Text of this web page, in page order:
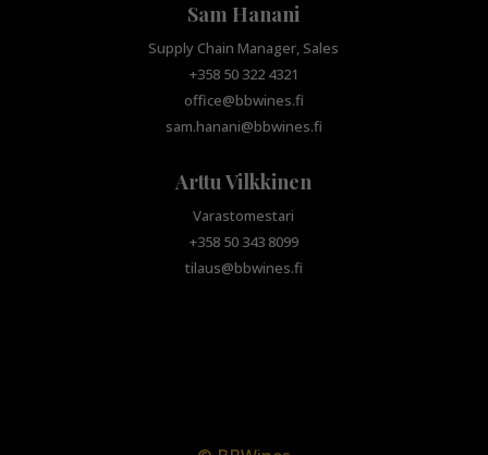
Sam Hanani
Supply Chain Manager, Sales
+358 50 322 4321
office@bbwines.fi
sam.hanani@bbwines.fi
Arttu Vilkkinen
Varastomestari
+358 50 343 8099
tilaus@bbwines.fi